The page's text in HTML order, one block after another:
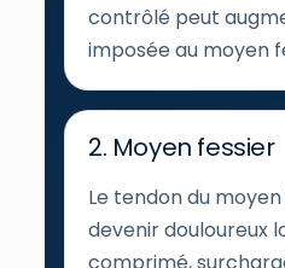
contrôlé peut
imposée au moyen
2. Moyen fessier
Le tendon du
devenir douloureux